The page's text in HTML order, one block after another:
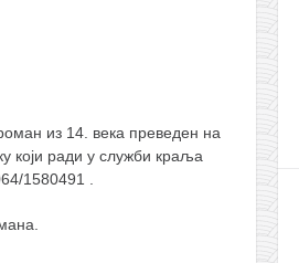
из 14. века преведен на
који ради у служби краља
1580491 .